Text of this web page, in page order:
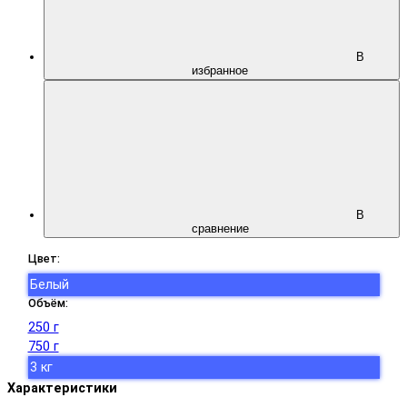
В
избранное
В
сравнение
Цвет:
Белый
Объём:
250 г
750 г
3 кг
Характеристики